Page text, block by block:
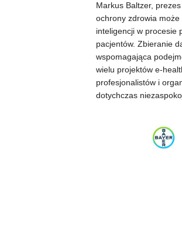
Markus Baltzer,
ochrony zdrowia
inteligencji w procesie
pacjentów. Zbieranie
wspomagająca
wielu projektów e-
profesjonalistów i
dotychczas